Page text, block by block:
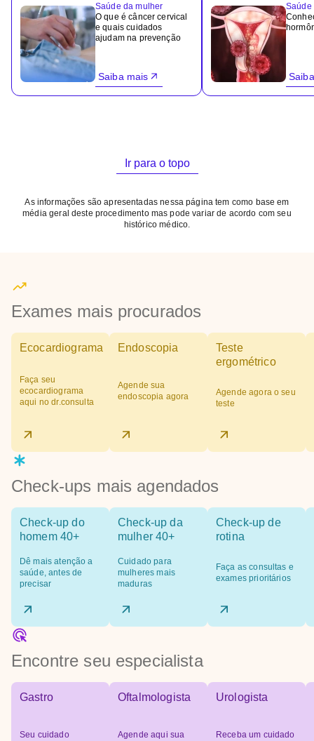
Saúde da mulher
O que é câncer cervical
e quais cuidados
ajudam na prevenção
Saiba mais
Saúde
Ir para o topo
As informações são apresentadas nessa página tem como base em
média geral deste procedimento mas pode variar de acordo com seu
histórico médico.
Exames mais procurados
Ecocardiograma
Faça seu
ecocardiograma
aqui no dr.consulta
Endoscopia
Agende sua
endoscopia agora
Teste
ergométrico
Agende agora o seu
teste
Check-ups mais agendados
Check-up do
homem 40+
Dê mais atenção a
saúde, antes de
precisar
Check-up da
mulher 40+
Cuidado para
mulheres mais
maduras
Check-up de
rotina
Faça as consultas e
exames prioritários
Encontre seu especialista
Gastro
Seu cuidado
Oftalmologista
Agende aqui sua
Urologista
Receba um cuidado